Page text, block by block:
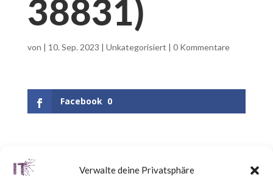
Verwalte deine Privatsphäre
38831)
von | 10. Sep. 2023 | Unkategorisiert | 0 Kommentare
Facebook 0
What is WinRAR?